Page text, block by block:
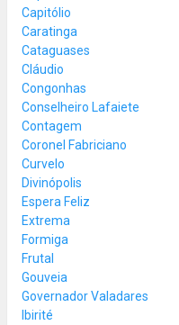
Capitólio
Caratinga
Cataguases
Cláudio
Congonhas
Conselheiro Lafaiete
Contagem
Coronel Fabriciano
Curvelo
Divinópolis
Espera Feliz
Extrema
Formiga
Frutal
Gouveia
Governador Valadares
Ibirité